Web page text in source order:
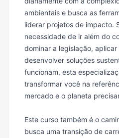
ambientais e busca as
liderar projetos de impacto.
necessidade de ir além do
dominar a legislação,
desenvolver soluções
funcionam, esta
transformar você na
mercado e o planeta
Este curso também é o
busca uma transição de